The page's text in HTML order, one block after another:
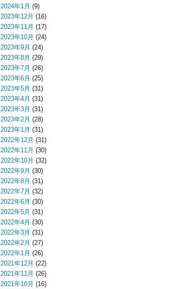
2024年1月 (9)
2023年12月 (16)
2023年11月 (17)
2023年10月 (24)
2023年9月 (24)
2023年8月 (29)
2023年7月 (26)
2023年6月 (25)
2023年5月 (31)
2023年4月 (31)
2023年3月 (31)
2023年2月 (28)
2023年1月 (31)
2022年12月 (31)
2022年11月 (30)
2022年10月 (32)
2022年9月 (30)
2022年8月 (31)
2022年7月 (32)
2022年6月 (30)
2022年5月 (31)
2022年4月 (30)
2022年3月 (31)
2022年2月 (27)
2022年1月 (26)
2021年12月 (22)
2021年11月 (26)
2021年10月 (16)